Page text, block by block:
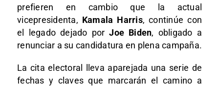
prefieren en cambio que la actual
vicepresidenta, Kamala Harris, continúe con
el legado dejado porJoe Biden, obligado a
renunciar a su candidatura en plena campaña.
La cita electoral lleva aparejada una serie de
fechas y claves que marcarán el camino a